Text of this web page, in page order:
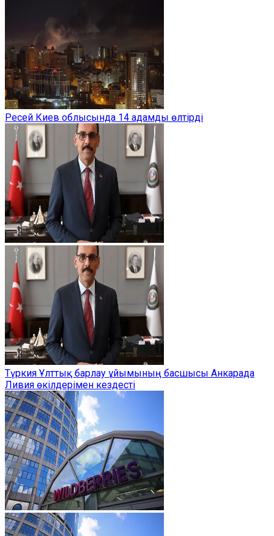
Ресей Киев облысында 14 адамды өлтірді
Түркия Ұлттық барлау ұйымының басшысы Анкарада
Ливия өкілдерімен кездесті